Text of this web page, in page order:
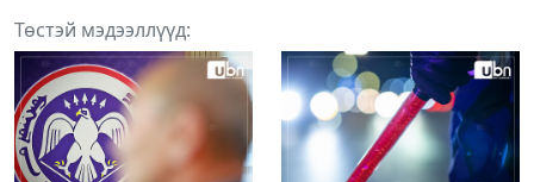
Төстэй мэдээллүүд: